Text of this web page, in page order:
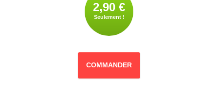
2,90 €
Seulement !
COMMANDER